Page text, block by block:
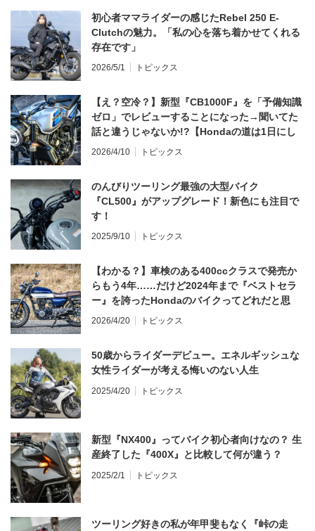
初心者ママライダーの感じたRebel 250 E-
Clutchの魅力。「私の心を落ち着かせてくれる
存在です」
2026/5/1 トピックス
【え？空冷？】新型『CB1000F』を「予備知識
ゼロ」でレビューすることになった→聞いてた
話と違うじゃないか!?【Hondaの道は1日にし
てならず／CB1000F ①第一印象 編】
2026/4/10 トピックス
のんびりツーリング最強の大型バイク
『CL500』がアップグレード！新色にも注目で
す！
2025/9/10 トピックス
【わかる？】車検のある400ccクラスで発売か
らもう4年……だけど2024年まで『ベストセラ
ー』を誇ったHondaのバイクってどれだと思
う？
2026/4/20 トピックス
50歳からライダーデビュー。エネルギッシュな
女性ライダーが考える悔いのない人生
2025/4/20 トピックス
新型『NX400』ってバイク初心者向けなの？ 生
産終了した『400X』と比較して何が違う？
2025/2/1 トピックス
ツーリング好きの私が年甲斐もなく『峠の走